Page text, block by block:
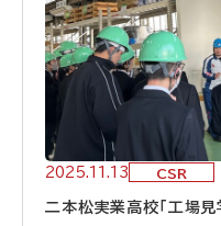
2025.11.13 CSR
二本松実業高校「工場見